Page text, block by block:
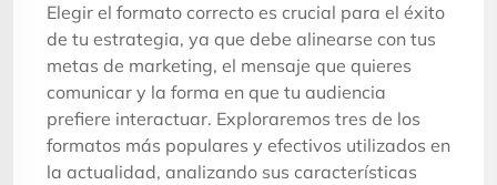
Elegir el formato correcto es crucial para el éxito
de tu estrategia, ya que debe alinearse con tus
metas de marketing, el mensaje que quieres
comunicar y la forma en que tu audiencia
prefiere interactuar. Exploraremos tres de los
formatos más populares y efectivos utilizados en
la actualidad, analizando sus características